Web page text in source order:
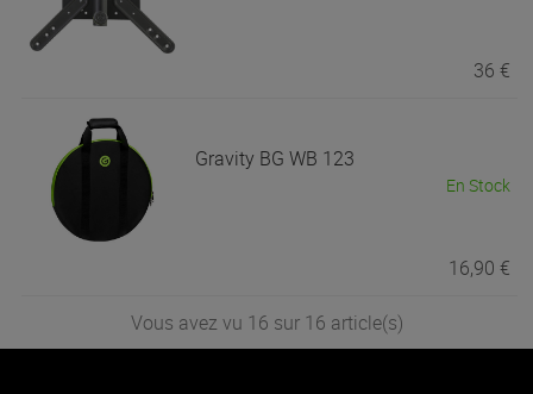
36 €
Gravity BG WB 123
En Stock
16,90 €
Vous avez vu 16 sur 16 article(s)